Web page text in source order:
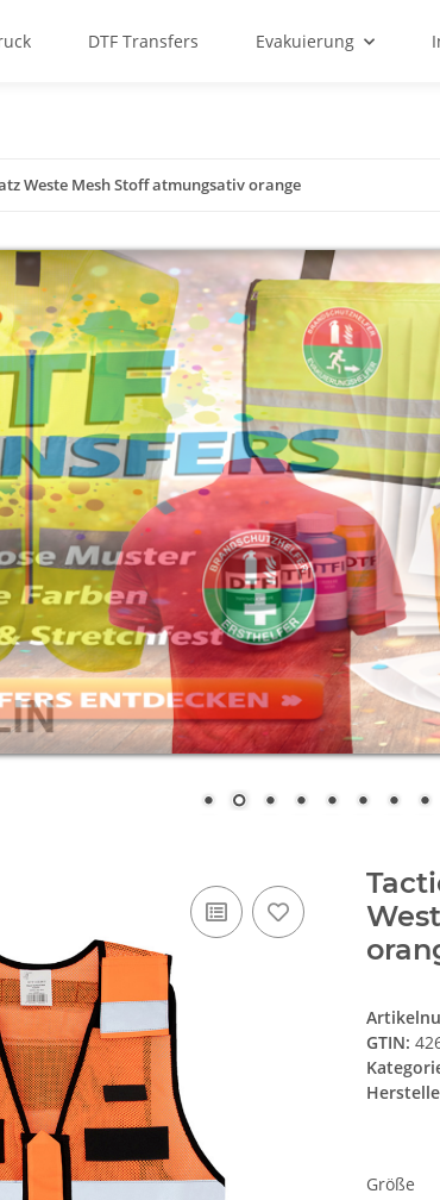
DTF Transfers Evakuierung
Weste Mesh Stoff atmungsativ orange
GTIN:
Größe